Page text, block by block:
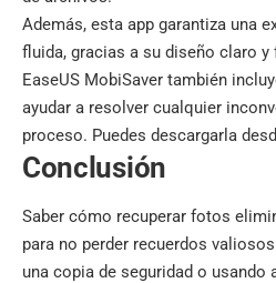
Además, esta app garantiza una
fluida, gracias a su diseño claro
EaseUS MobiSaver también
ayudar a resolver cualquier
proceso. Puedes descargarla
Conclusión
Saber cómo recuperar fotos
para no perder recuerdos
una copia de seguridad o usando